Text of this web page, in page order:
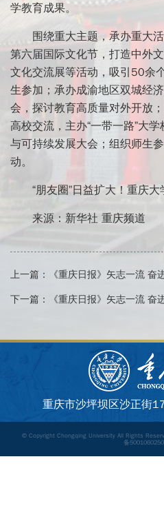
学教育成果。
围绕重大主题，承办重大
第六届国际文化节，打造中外
文化交流展等活动，吸引50余
生参加；承办成渝地区双城经
会，探讨教育高质量对外开放
高校交流，主办“一带一路”大
与可持续发展大会；组织师生
动。
“朋友圈”日益扩大！重庆
来源：新华社 重庆频道
上一篇： 《重庆日报》矢志一流 奋
下一篇： 《重庆日报》矢志一流 奋
重庆市沙坪坝区沙正街
© Copyright Chongqing University All Rights
备